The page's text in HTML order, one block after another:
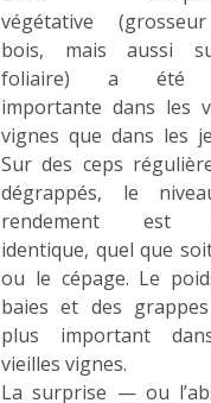
végétative
bois, mais aussi
foliaire) a été
importante dans les
vignes que dans les
Sur des ceps
dégrappés, le
rendement est
identique, quel que
ou le cépage. Le
baies et des
plus important
vieilles vignes.
La surprise — ou